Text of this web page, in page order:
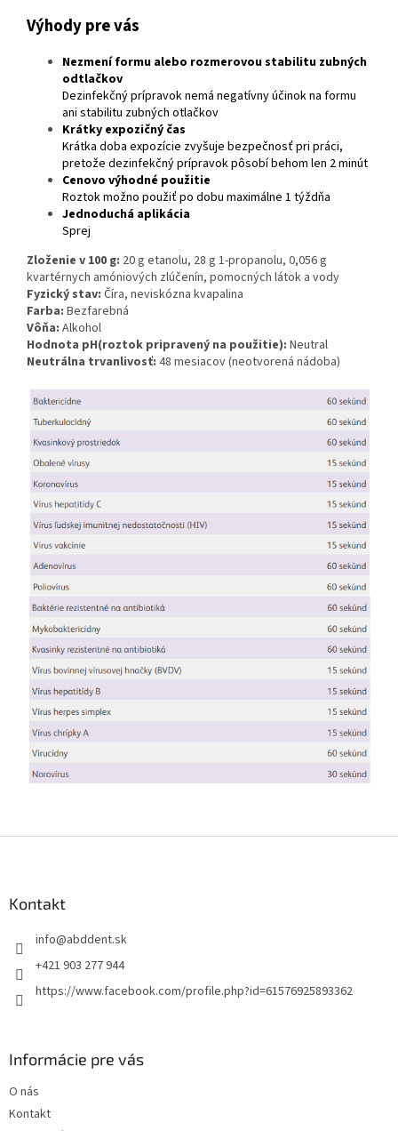
Výhody pre vás
Nezmení formu alebo rozmerovou stabilitu zubných
odtlačkov
Dezinfekčný prípravok nemá negatívny účinok na formu
ani stabilitu zubných otlačkov
Krátky expozičný čas
Krátka doba expozície zvyšuje bezpečnosť pri práci,
pretože dezinfekčný prípravok pôsobí behom len 2 minút
Cenovo výhodné použitie
Roztok možno použiť po dobu maximálne 1 týždňa
Jednoduchá aplikácia
Sprej
Zloženie v 100 g: 20 g etanolu, 28 g 1-propanolu, 0,056 g
kvartérnych amóniových zlúčenín, pomocných látok a vody
Fyzický stav: Číra, neviskózna kvapalina
Farba: Bezfarebná
Vôňa: Alkohol
Hodnota pH(roztok pripravený na použitie): Neutral
Neutrálna trvanlivosť: 48 mesiacov (neotvorená nádoba)
Kontakt
info@abddent.sk
+421 903 277 944
https://www.facebook.com/profile.php?id=61576925893362
Informácie pre vás
O nás
Kontakt